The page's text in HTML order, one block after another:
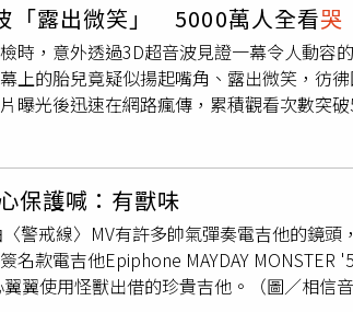
夏日感。戶外還設置英式花園長椅、西洋
拍照亭，以及加入Burberry官方LINE即可
品嚐充滿英式風味的限定調酒，一邊拍下
星期一至星期四：下午3點至凌晨12點星
友說，「謝謝您，大家的心意真的讓人非常
機會能去的時候，我一定會到台灣拜訪。
害的親友，日本不會向地震屈服，我們會努
過他坦言自己不愛念書，英文也很爛，卻賭
那種幾乎沒什麼華人的，全班都是國際學
」原來也想過要待在英國找機會，但異鄉
支撐演員夢，郭子豪一直在打工兼差維持
豪打過十幾二十份不同的工，到現在都還
吧等，甚至還曾在吳宗憲投資過的燒餅店
真的會包到害怕，可惜當時都沒有見過憲哥
能要求每個老闆都要理解，所以在上班的時
我去，平時多做這些，只是希望當我臨時請
有不少親密感情戲，但他坦言一開始他自
，郭子豪有次收工後騎車返家，忽然悲從中
「露出微笑」 5000萬人全看哭
時，意外透過3D超音波見證一幕令人動容
上的胎兒竟疑似揚起嘴角、露出微笑，彷
曝光後迅速在網路瘋傳，累積觀看次數突
，住在加拿大的準媽媽莉亞奧利維拉（
像看看即將出生的女兒。當時家人也陪伴在
孕肚，接著溫柔地向腹中的寶寶說：「早安
就在下一秒，超音波螢幕上的女嬰嘴角竟緩
診間瞬間充滿歡呼聲，在場醫護人員與家屬
望再次看到她可愛的反應。陪同產檢的莉
喜的瞬間。影片隨後分享到Instagram等社
保護喊：有獸味
警戒線〉MV有許多帥氣彈奏電吉他的鏡頭
款電吉他Epiphone MAYDAY MONSTER
翼使用怪獸出借的珍貴吉他。（圖／相信